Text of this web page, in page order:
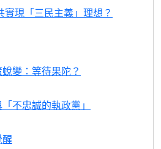
現「三民主義」理想？
變：等待果陀？
不忠誠的執政黨」